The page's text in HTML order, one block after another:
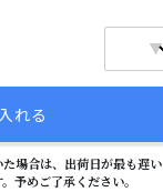
場合は、出荷日が最も遅い
予めご了承ください。